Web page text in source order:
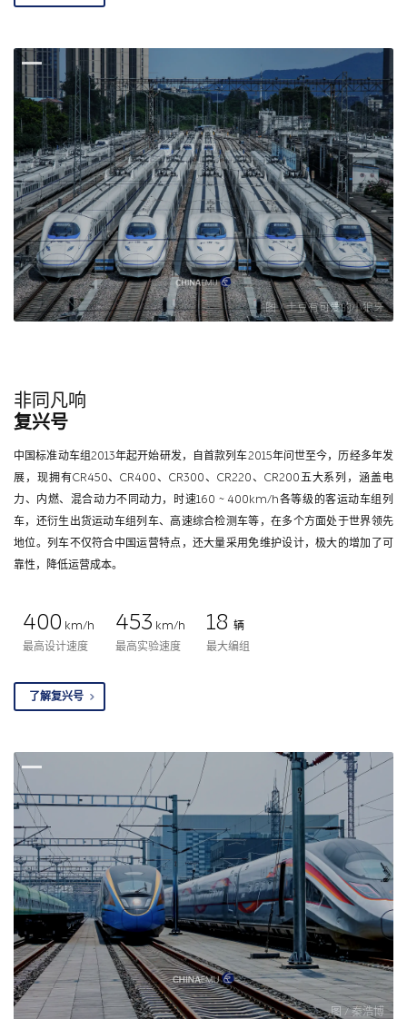
图 / 土豆有可爱的小狼牙
非同凡响
复兴号
中国标准动车组2013年起开始研发，自首款列车2015年问世至今，历经多年发
展，现拥有CR450、CR400、CR300、CR220、CR200五大系列，涵盖电
力、内燃、混合动力不同动力，时速160 ~ 400km/h各等级的客运动车组列
车，还衍生出货运动车组列车、高速综合检测车等，在多个方面处于世界领先
地位。列车不仅符合中国运营特点，还大量采用免维护设计，极大的增加了可
靠性，降低运营成本。
400 km/h
最高设计速度
453 km/h
最高实验速度
18 辆
最大编组
了解复兴号
图 / 秦浩博